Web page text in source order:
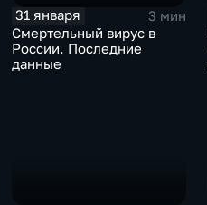
31 января
3 мин
Смертельный вирус в
России. Последние
данные